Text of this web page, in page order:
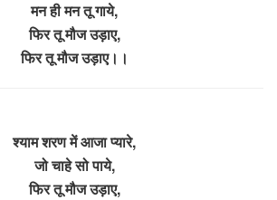
मन ही मन तू गाये,
फिर तू मौज उड़ाए,
फिर तू मौज उड़ाए।।
श्याम शरण में आजा प्यारे,
जो चाहे सो पाये,
फिर तू मौज उड़ाए,